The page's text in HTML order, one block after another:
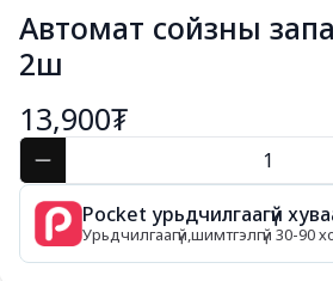
Автомат сойзны
2ш
13,900₮
Pocket урьдчилгаагүй
Урьдчилгаагүй,шимтгэлгүй 30-90